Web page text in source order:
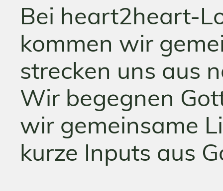
Bei heart2heart-
kommen wir
strecken uns aus
Wir begegnen
wir gemeinsame
kurze Inputs aus